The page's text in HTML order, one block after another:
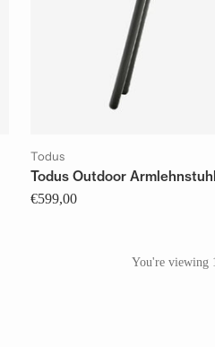
Todus
Todus Outdoor
€599,00
You're viewing